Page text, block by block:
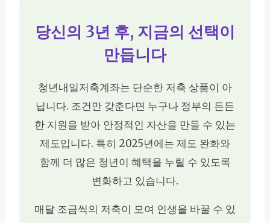
당신의 3년 후, 지금의 선택이
만듭니다
청년내일저축계좌는 단순한 저축 상품이 아
닙니다. 조건만 갖춘다면 누구나 정부의 든든
한 지원을 받아 안정적인 자산을 만들 수 있는
제도입니다. 특히 2025년에는 제도 완화와
함께 더 많은 청년이 혜택을 누릴 수 있도록
변화하고 있습니다.
매달 조금씩의 저축이 모여 인생을 바꿀 수 있